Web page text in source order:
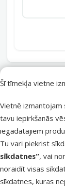
Šī tīmekļa vietne
Vietnē izmantojam
tavu iepirkšanās
iegādātajiem
Tu vari piekrist
sīkdatnes”, vai
noraidīt visas
sīkdatnes, kuras